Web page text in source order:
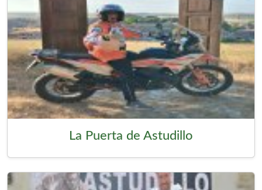
La Puerta de Astudillo